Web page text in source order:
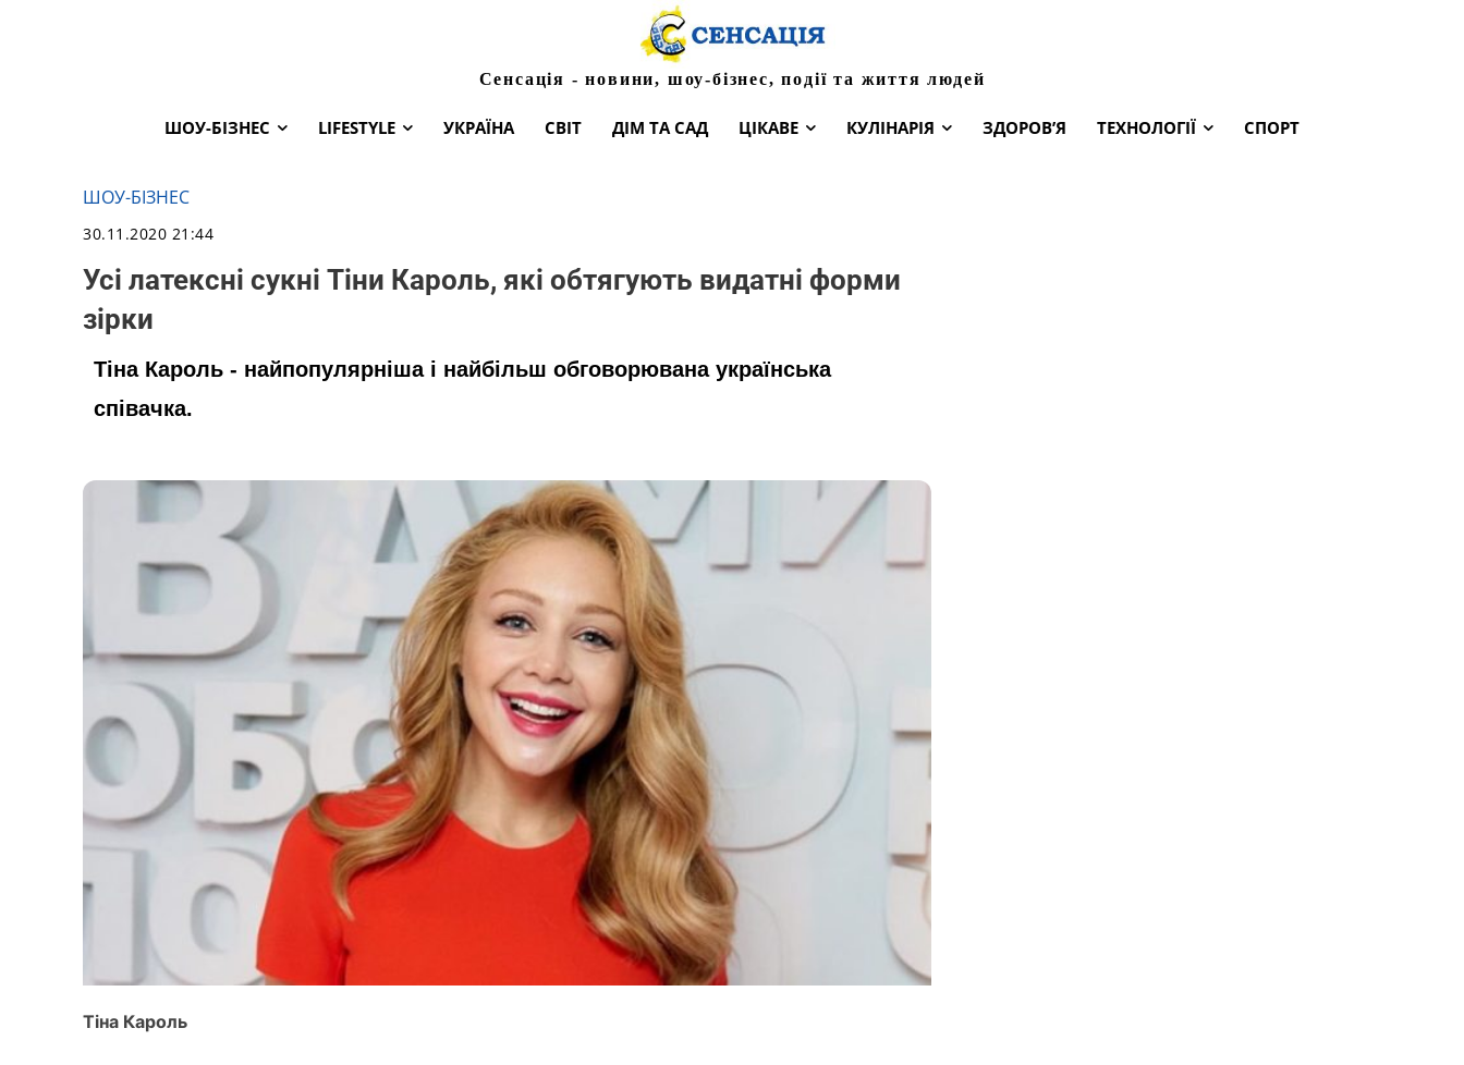
Сенсація - новини, шоу-бізнес, події та життя людей
ШОУ-БІЗНЕС LIFESTYLE УКРАЇНА СВІТ ДІМ ТА САД ЦІКАВЕ КУЛІНАРІЯ ЗДОРОВ’Я ТЕХНОЛОГІЇ СПОРТ
ШОУ-БІЗНЕС
30.11.2020 21:44
Усі латексні сукні Тіни Кароль, які обтягують видатні форми
зірки
Тіна Кароль - найпопулярніша і найбільш обговорювана українська
співачка.
Тіна Кароль